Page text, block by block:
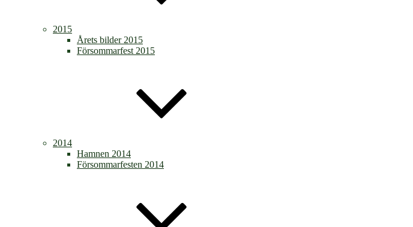
2015
Årets bilder 2015
Försommarfest 2015
2014
Hamnen 2014
Försommarfesten 2014